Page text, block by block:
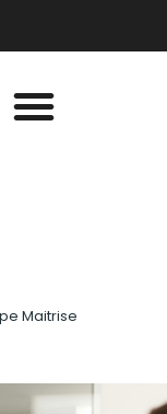
Maitrise